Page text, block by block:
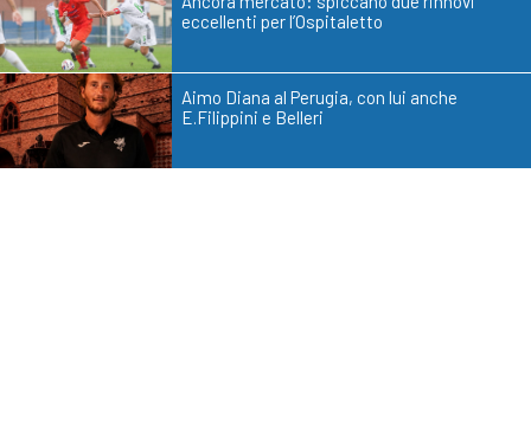
eccellenti per l’Ospitaletto
Aimo Diana al Perugia, con lui anche
E.Filippini e Belleri